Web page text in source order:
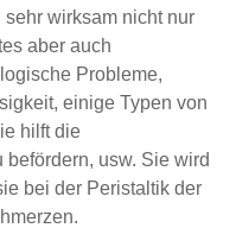
wirksam nicht nur
aber auch
Probleme,
einige Typen von
hilft die
usw. Sie wird
bei der Peristaltik der